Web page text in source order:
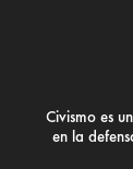
Civismo es
en la